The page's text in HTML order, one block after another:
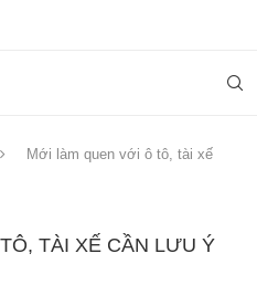
Mới làm quen với ô tô, tài xế
TÀI XẾ CẦN LƯU Ý